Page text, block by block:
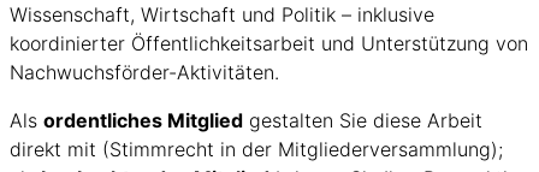
Wissenschaft, Wirtschaft und Politik – inklusive
koordinierter Öffentlichkeitsarbeit und Unterstützung von
Nachwuchsförder-Aktivitäten.
Als ordentliches Mitglied gestalten Sie diese Arbeit
direkt mit (Stimmrecht in der Mitgliederversammlung);